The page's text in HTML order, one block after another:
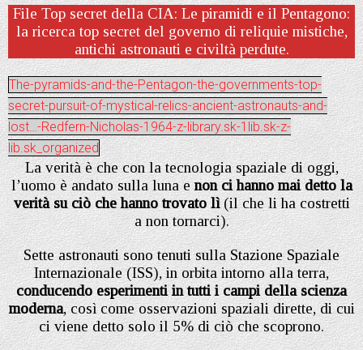
File Top secret della CIA: Le piramidi e il Pentagono:
la ricerca top secret del governo di reliquie mistiche,
antichi astronauti e civiltà perdute.
The-pyramids-and-the-Pentagon-the-governments-top-
secret-pursuit-of-mystical-relics-ancient-astronauts-and-
lost…-Redfern-Nicholas-1964-z-library.sk-1lib.sk-z-
lib.sk_organized
La verità è che con la tecnologia spaziale di oggi,
l’uomo è andato sulla luna enon ci hanno mai detto la
verità su ciò che hanno trovato lì(il che li ha costretti
a non tornarci).
Sette astronauti sono tenuti sulla Stazione Spaziale
Internazionale (ISS), in orbita intorno alla terra,
conducendo esperimenti in tutti i campi della scienza
moderna, così come osservazioni spaziali dirette, di cui
ci viene detto solo il 5% di ciò che scoprono.